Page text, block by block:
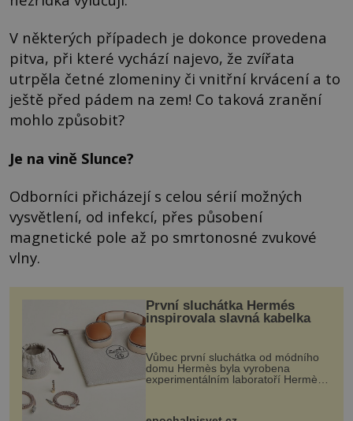
V některých případech je dokonce provedena
pitva, při které vychází najevo, že zvířata
utrpěla četné zlomeniny či vnitřní krvácení a to
ještě před pádem na zem! Co taková zranění
mohlo způsobit?
Je na vině Slunce?
Odborníci přicházejí s celou sérií možných
vysvětlení, od infekcí, přes působení
magnetické pole až po smrtonosné zvukové
vlny.
První sluchátka Hermés
inspirovala slavná kabelka
Vůbec první sluchátka od módního
domu Hermès byla vyrobena
experimentálním laboratoří Hermès